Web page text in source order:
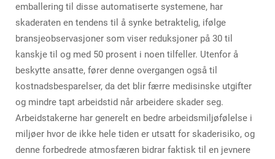
emballering til disse automatiserte systemene, har
skaderaten en tendens til å synke betraktelig, ifølge
bransjeobservasjoner som viser reduksjoner på 30 til
kanskje til og med 50 prosent i noen tilfeller. Utenfor å
beskytte ansatte, fører denne overgangen også til
kostnadsbesparelser, da det blir færre medisinske utgifter
og mindre tapt arbeidstid når arbeidere skader seg.
Arbeidstakerne har generelt en bedre arbeidsmiljøfølelse i
miljøer hvor de ikke hele tiden er utsatt for skaderisiko, og
denne forbedrede atmosfæren bidrar faktisk til en jevnere